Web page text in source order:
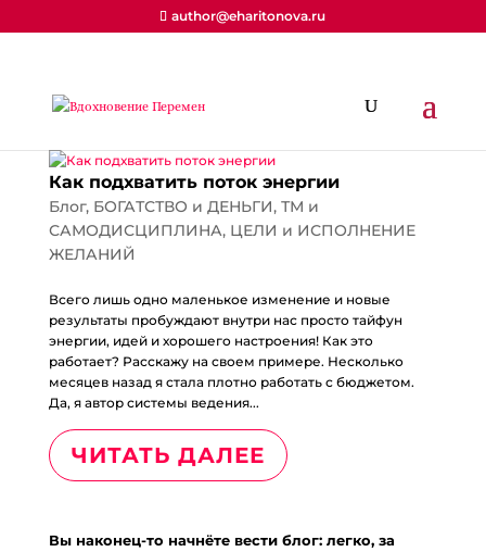
author@eharitonova.ru
Как подхватить поток энергии
Блог, БОГАТСТВО и ДЕНЬГИ, ТМ и
САМОДИСЦИПЛИНА, ЦЕЛИ и ИСПОЛНЕНИЕ
ЖЕЛАНИЙ
Всего лишь одно маленькое изменение и новые
результаты пробуждают внутри нас просто тайфун
энергии, идей и хорошего настроения! Как это
работает? Расскажу на своем примере. Несколько
месяцев назад я стала плотно работать с бюджетом.
Да, я автор системы ведения...
ЧИТАТЬ ДАЛЕЕ
Вы наконец-то начнёте вести блог: легко, за